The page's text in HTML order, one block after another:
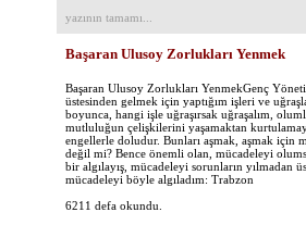
yazının tamamı...
Başaran Ulusoy Zorlukları Yenmek
Başaran Ulusoy Zorlukları YenmekGenç
üstesinden gelmek için yaptığım işleri ve
boyunca, hangi işle uğraşırsak uğraşalım,
mutluluğun çelişkilerini yaşamaktan
engellerle doludur. Bunları aşmak, aşmak için
değil mi? Bence önemli olan, mücadeleyi
bir algılayış, mücadeleyi sorunların yılmadan
mücadeleyi böyle algıladım: Trabzon
6211 defa okundu.